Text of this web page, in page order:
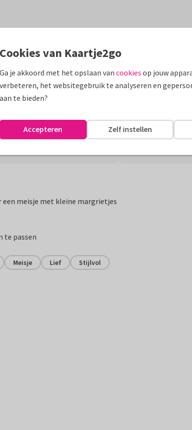
meisje met kleine margrietjes
te passen
Meisje Lief
Stijlvol
Cookies van Kaartje2go
Ga je akkoord met het opslaan van cookies op jouw
verbeteren, het websitegebruik te analyseren en
aan te bieden?
Zelf instellen
Accepteren